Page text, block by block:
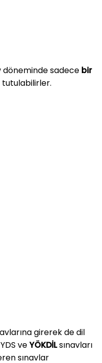
döneminde sadece bir
tutulabilirler.
girerek de dil
veYÖKDİLsınavları
sınavlar